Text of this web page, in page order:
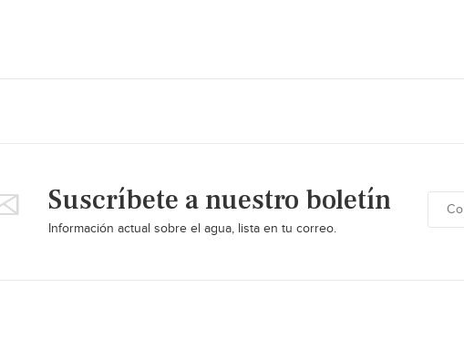
Suscríbete a nuestro boletín
Información actual sobre el agua, lista en tu correo.